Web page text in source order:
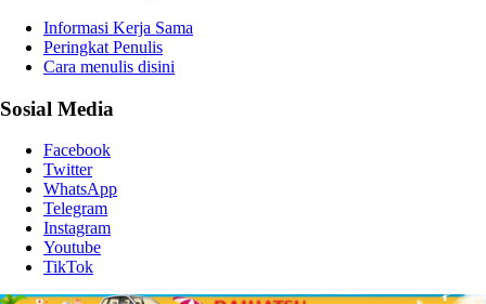
Informasi Kerja Sama
Peringkat Penulis
Cara menulis disini
Sosial Media
Facebook
Twitter
WhatsApp
Telegram
Instagram
Youtube
TikTok